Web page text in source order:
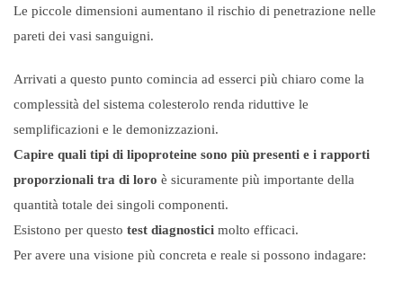
Le piccole dimensioni aumentano il rischio di penetrazione nelle
pareti dei vasi sanguigni.
Arrivati a questo punto comincia ad esserci più chiaro come la
complessità del sistema colesterolo renda riduttive le
semplificazioni e le demonizzazioni.
Capire quali tipi di lipoproteine sono più presenti e i rapporti
proporzionali tra di loro è sicuramente più importante della
quantità totale dei singoli componenti.
Esistono per questo test diagnostici molto efficaci.
Per avere una visione più concreta e reale si possono indagare: